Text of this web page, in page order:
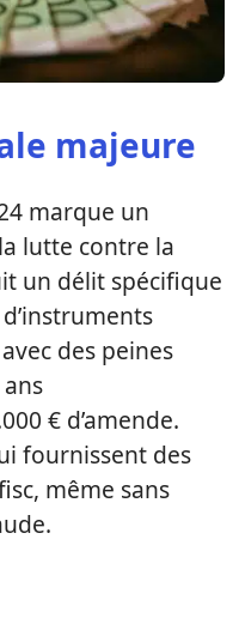
majeure
marque un
lutte contre la
un délit spécifique
des peines
€ d’amende.
fournissent des
même sans